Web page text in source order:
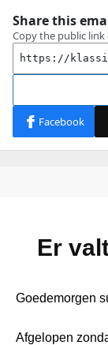
Er
Goedemorgen
Afgelopen